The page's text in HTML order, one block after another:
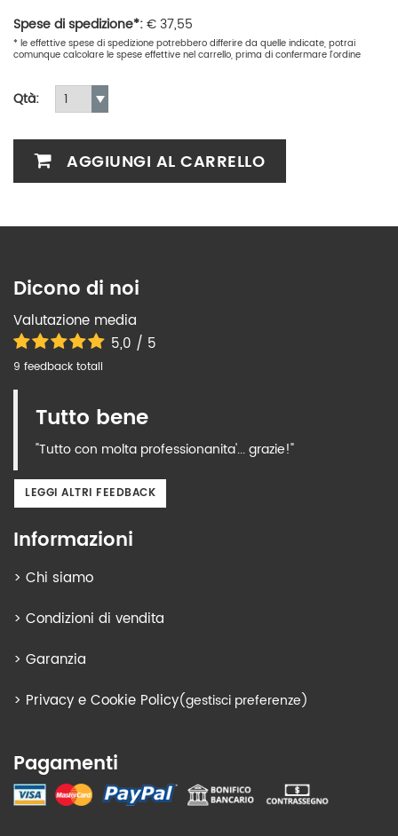
Spese di spedizione*:€37,55
* le effettive spese di spedizione potrebbero differire da quelle indicate, potrai
comunque calcolare le spese effettive nel carrello, prima di confermare l'ordine
Qtà:
AGGIUNGI AL CARRELLO
Dicono di noi
Valutazione media
5,0 / 5
9 feedback totali
Tutto bene
"Tutto con molta professionanita'... grazie!"
LEGGI ALTRI FEEDBACK
Informazioni
> Chi siamo
> Condizioni di vendita
> Garanzia
> Privacy e Cookie Policy(gestisci preferenze)
Pagamenti